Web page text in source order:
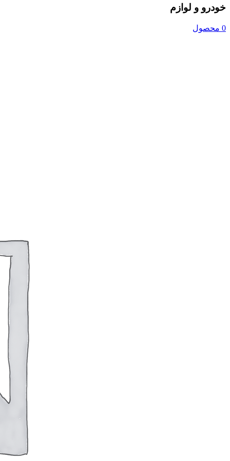
خودرو و لوازم
0 محصول